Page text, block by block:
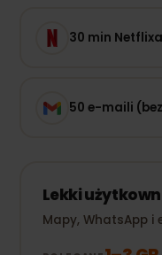
30 min
50 e-maili
Lekki
Mapy, WhatsApp